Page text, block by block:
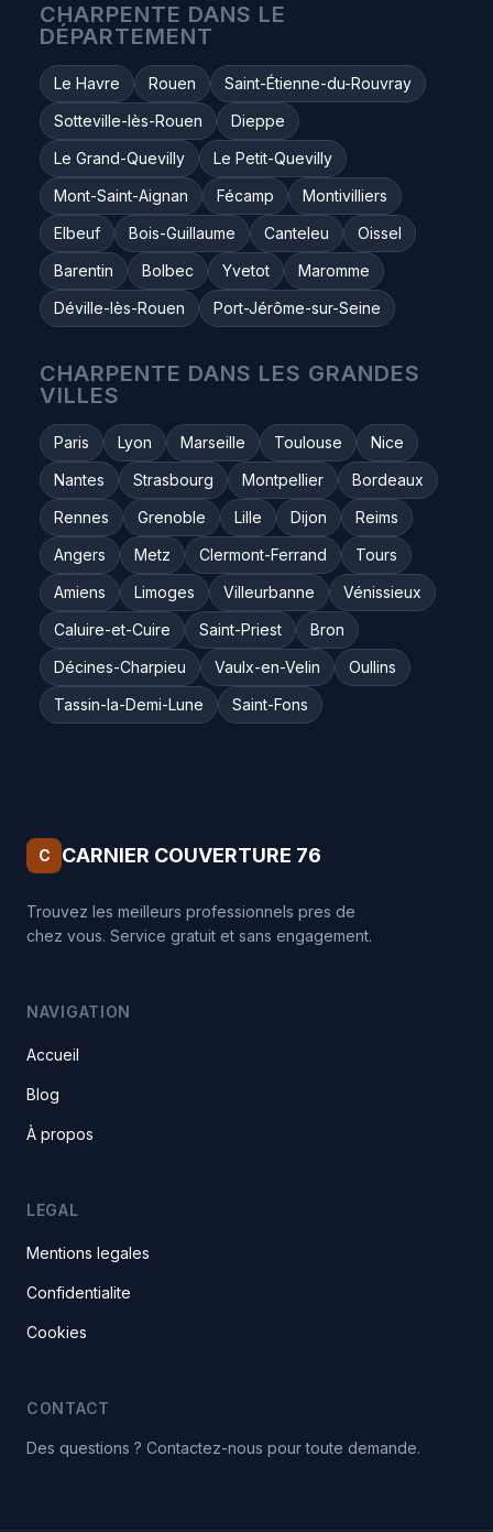
CHARPENTE DANS LE
DÉPARTEMENT
Le Havre Rouen
Saint-Étienne-du-Rouvray
Sotteville-lès-Rouen
Dieppe
Le Grand-Quevilly
Le Petit-Quevilly
Mont-Saint-Aignan
Fécamp
Montivilliers
Elbeuf
Bois-Guillaume Canteleu
Oissel
Barentin
Bolbec Yvetot
Maromme
Déville-lès-Rouen
Port-Jérôme-sur-Seine
CHARPENTE DANS LES GRANDES
VILLES
Paris Lyon Marseille Toulouse
Nice
Nantes
Strasbourg Montpellier
Bordeaux
Rennes
Grenoble Lille Dijon
Reims
Angers
Metz Clermont-Ferrand
Tours
Amiens
Limoges Villeurbanne
Vénissieux
Caluire-et-Cuire
Saint-Priest
Bron
Décines-Charpieu
Vaulx-en-Velin
Oullins
Tassin-la-Demi-Lune
Saint-Fons
C CARNIER COUVERTURE 76
Trouvez les meilleurs professionnels pres de
chez vous. Service gratuit et sans engagement.
NAVIGATION
Accueil
Blog
À propos
LEGAL
Mentions legales
Confidentialite
Cookies
CONTACT
Des questions ? Contactez-nous pour toute demande.